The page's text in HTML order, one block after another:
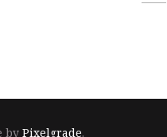
by Pixelgrade.